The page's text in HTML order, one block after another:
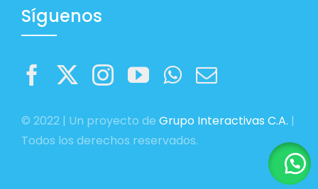
Síguenos
© 2022 | Un proyecto de Grupo Interactivas C.A. |
Todos los derechos reservados.